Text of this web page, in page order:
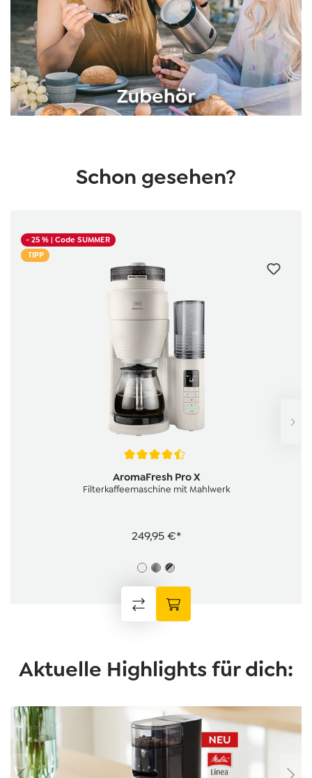
Schon gesehen?
- 25 %| Code SUMMER
TIPP
AromaFresh Pro X
Filterkaffeemaschine mit Mahlwerk
249,95 €*
Aktuelle Highlights für dich:
Bildergalerie überspringen